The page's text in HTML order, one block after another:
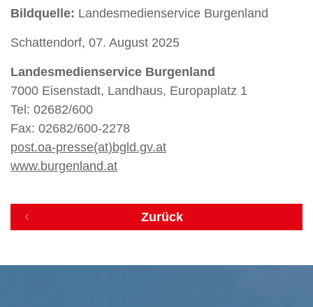
Bildquelle: Landesmedienservice Burgenland
Schattendorf, 07. August 2025
Landesmedienservice Burgenland
7000 Eisenstadt, Landhaus, Europaplatz 1
Tel: 02682/600
Fax: 02682/600-2278
post.oa-presse(at)bgld.gv.at
www.burgenland.at
Zurück